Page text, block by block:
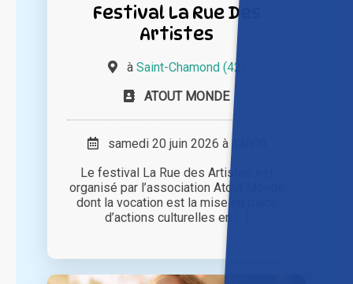
Festival La Rue Des
Artistes
à Saint-Chamond (42)
ATOUT MONDE
samedi 20 juin 2026 à 14h00
Le festival La Rue des Artistes est
organisé par l’association Atout Monde
dont la vocation est la mise en place
d’actions culturelles en [...]